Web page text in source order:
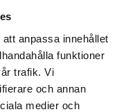
anpassa innehållet
funktioner
trafik. Vi
och annan
medier och